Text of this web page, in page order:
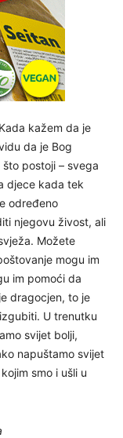
kažem da je
da je Bog
postoji – svega
djece kada tek
određeno
njegovu živost, ali
Možete
mogu im
im pomoći da
dragocjen, to je
U trenutku
svijet bolji,
napuštamo svijet
smo i ušli u